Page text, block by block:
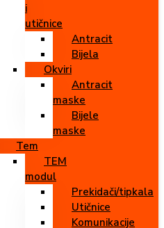
i
utičnice
Antracit
Bijela
Okviri
Antracit
maske
Bijele
maske
Tem
TEM
modul
Prekidači/tipkala
Utičnice
Komunikacije